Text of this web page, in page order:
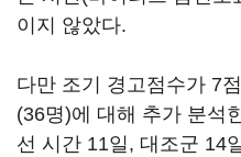
이지 않았다.
다만 조기 경고점수가 7
(36명)에 대해 추가 분석
선 시간 11일, 대조군 14